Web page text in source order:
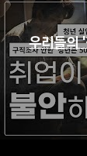
우리들의